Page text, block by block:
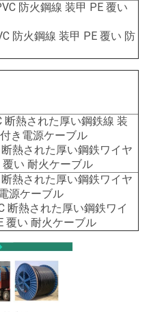
防火鋼線 装甲 PE 覆い
防火鋼線 装甲 PE 覆い 防
断熱された厚い鋼鉄線 装
き電源ケーブル
熱された厚い鋼鉄ワイヤ
い 耐火ケーブル
熱された厚い鋼鉄ワイヤ
源ケーブル
断熱された厚い鋼鉄ワイ
覆い 耐火ケーブル